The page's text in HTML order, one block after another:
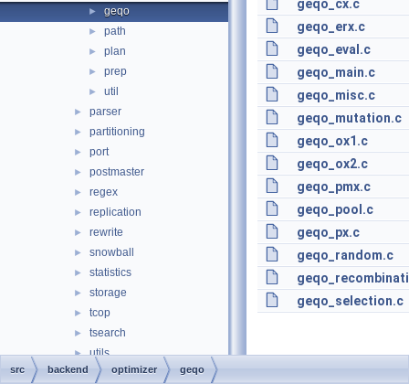
► geqo
► path
► plan
► prep
► util
► parser
► partitioning
► port
► postmaster
► regex
► replication
► rewrite
► snowball
► statistics
► storage
► tcop
► tsearch
► utils
► bin
geqo_cx.c
geqo_erx.c
geqo_eval.c
geqo_main.c
geqo_misc.c
geqo_mutation.c
geqo_ox1.c
geqo_ox2.c
geqo_pmx.c
geqo_pool.c
geqo_px.c
geqo_random.c
geqo_selection.c
src backend optimizer geqo